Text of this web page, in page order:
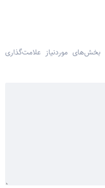
بخش‌های موردنیاز علامت‌گذاری